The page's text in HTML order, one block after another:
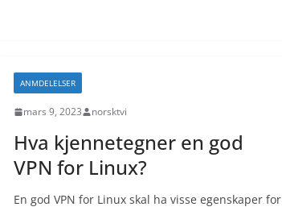
ANMDELELSER
mars 9, 2023 norsktvi
Hva kjennetegner en god
VPN for Linux?
En god VPN for Linux skal ha visse egenskaper for